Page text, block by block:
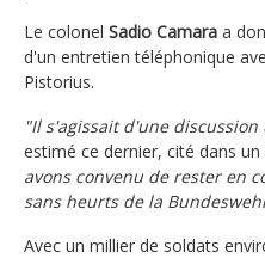
Le colonel Sadio Camara a
d'un entretien téléphonique
Pistorius.
"Il s'agissait d'une
estimé ce dernier, cité dans
avons convenu de rester en
sans heurts de la
Avec un millier de soldats